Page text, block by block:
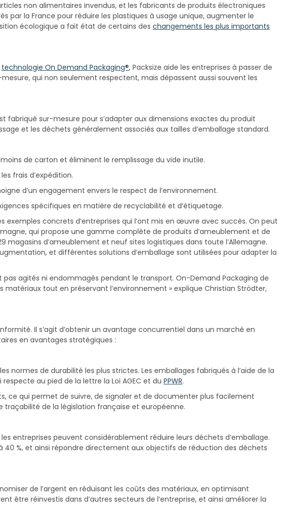
non alimentaires invendus, et les fabricants de produits électroniques
par la France pour réduire les plastiques à usage unique, augmenter le
écologique a fait état de certains des changements les plus importants
technologie On Demand Packaging®, Packsize aide les entreprises à passer de
qui non seulement respectent, mais dépassent aussi souvent les
sur-mesure pour s’adapter aux dimensions exactes du produit
et les déchets généralement associés aux tailles d’emballage standard.
de carton et éliminent le remplissage du vide inutile.
frais d’expédition.
d’un engagement envers le respect de l’environnement.
spécifiques en matière de recyclabilité et d’étiquetage.
exemples concrets d’entreprises qui l’ont mis en œuvre avec succès. On peut
qui propose une gamme complète de produits d’ameublement et de
d’ameublement et neuf sites logistiques dans toute l’Allemagne.
et différentes solutions d’emballage sont utilisées pour adapter la
agités ni endommagés pendant le transport. On-Demand Packaging de
tout en préservant l’environnement » explique Christian Strödter,
Il s’agit d’obtenir un avantage concurrentiel dans un marché en
en avantages stratégiques :
normes de durabilité les plus strictes. Les emballages fabriqués à l’aide de la
au pied de la lettre la Loi AGEC et du PPWR.
ce qui permet de suivre, de signaler et de documenter plus facilement
traçabilité de la législation française et européenne.
entreprises peuvent considérablement réduire leurs déchets d’emballage.
40 %, et ainsi répondre directement aux objectifs de réduction des déchets
de l’argent en réduisant les coûts des matériaux, en optimisant
être réinvestis dans d’autres secteurs de l’entreprise, et ainsi améliorer la